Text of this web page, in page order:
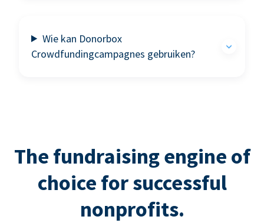
Wie kan Donorbox
Crowdfundingcampagnes gebruiken?
The fundraising engine of
choice for successful
nonprofits.